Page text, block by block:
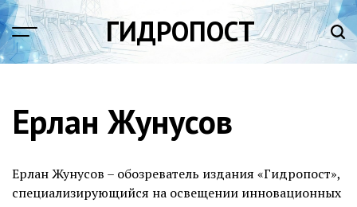
Перейти
к
содержимому
ГИДРОПОСТ
Ерлан Жунусов
Ерлан Жунусов – обозреватель издания «Гидропост»,
специализирующийся на освещении инновационных